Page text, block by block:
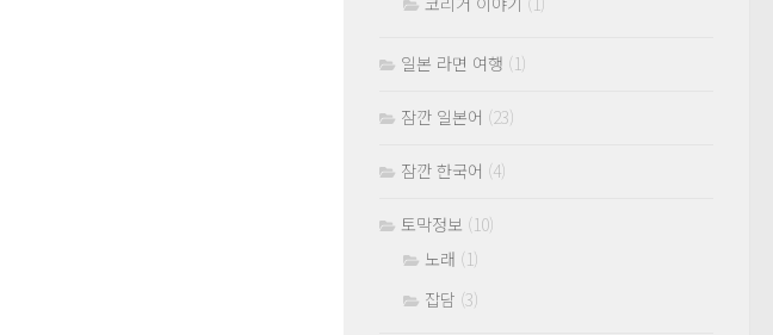
일본 라면 여행 (1)
잠깐 일본어 (23)
잠깐 한국어 (4)
토막정보 (10)
노래 (1)
잡담 (3)